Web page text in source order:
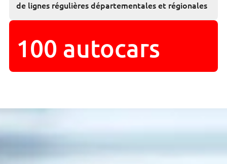
de lignes régulières départementales et régionales
100 autocars